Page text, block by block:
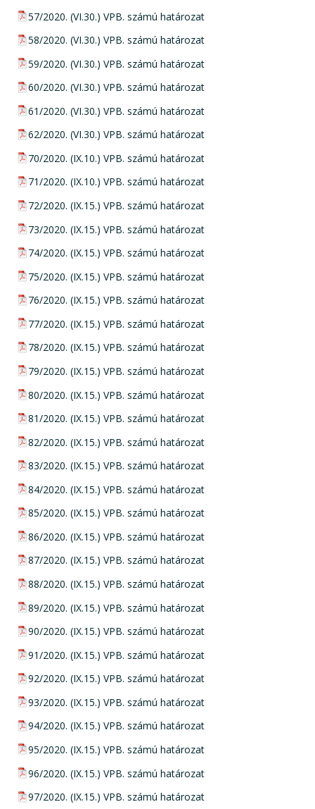
pdf csatolmány:
57/2020. (VI.30.) VPB. számú határozat
pdf csatolmány:
58/2020. (VI.30.) VPB. számú határozat
pdf csatolmány:
59/2020. (VI.30.) VPB. számú határozat
pdf csatolmány:
60/2020. (VI.30.) VPB. számú határozat
pdf csatolmány:
61/2020. (VI.30.) VPB. számú határozat
pdf csatolmány:
62/2020. (VI.30.) VPB. számú határozat
pdf csatolmány:
70/2020. (IX.10.) VPB. számú határozat
pdf csatolmány:
71/2020. (IX.10.) VPB. számú határozat
pdf csatolmány:
72/2020. (IX.15.) VPB. számú határozat
pdf csatolmány:
73/2020. (IX.15.) VPB. számú határozat
pdf csatolmány:
74/2020. (IX.15.) VPB. számú határozat
pdf csatolmány:
75/2020. (IX.15.) VPB. számú határozat
pdf csatolmány:
76/2020. (IX.15.) VPB. számú határozat
pdf csatolmány:
77/2020. (IX.15.) VPB. számú határozat
pdf csatolmány:
78/2020. (IX.15.) VPB. számú határozat
pdf csatolmány:
79/2020. (IX.15.) VPB. számú határozat
pdf csatolmány:
80/2020. (IX.15.) VPB. számú határozat
pdf csatolmány:
81/2020. (IX.15.) VPB. számú határozat
pdf csatolmány:
82/2020. (IX.15.) VPB. számú határozat
pdf csatolmány:
83/2020. (IX.15.) VPB. számú határozat
pdf csatolmány:
84/2020. (IX.15.) VPB. számú határozat
pdf csatolmány:
85/2020. (IX.15.) VPB. számú határozat
pdf csatolmány:
86/2020. (IX.15.) VPB. számú határozat
pdf csatolmány:
87/2020. (IX.15.) VPB. számú határozat
pdf csatolmány:
88/2020. (IX.15.) VPB. számú határozat
pdf csatolmány:
89/2020. (IX.15.) VPB. számú határozat
pdf csatolmány:
90/2020. (IX.15.) VPB. számú határozat
pdf csatolmány:
91/2020. (IX.15.) VPB. számú határozat
pdf csatolmány:
92/2020. (IX.15.) VPB. számú határozat
pdf csatolmány:
93/2020. (IX.15.) VPB. számú határozat
pdf csatolmány:
94/2020. (IX.15.) VPB. számú határozat
pdf csatolmány:
95/2020. (IX.15.) VPB. számú határozat
pdf csatolmány:
96/2020. (IX.15.) VPB. számú határozat
pdf csatolmány:
97/2020. (IX.15.) VPB. számú határozat